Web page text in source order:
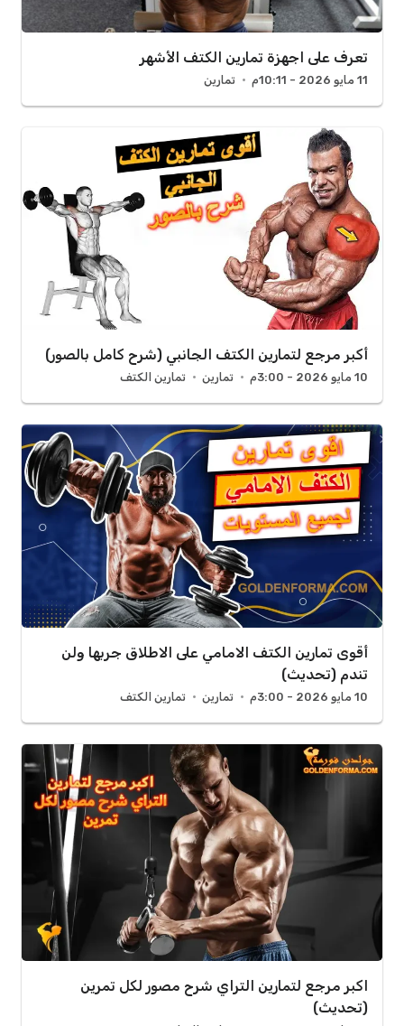
تعرف على اجهزة تمارين الكتف الأشهر
11 مايو 2026 - 10:11م تمارين
أكبر مرجع لتمارين الكتف الجانبي (شرح كامل بالصور)
10 مايو 2026 - 3:00م تمارين تمارين الكتف
أقوى تمارين الكتف الامامي على الاطلاق جربها ولن
تندم (تحديث)
10 مايو 2026 - 3:00م تمارين تمارين الكتف
اكبر مرجع لتمارين التراي شرح مصور لكل تمرين
(تحديث)